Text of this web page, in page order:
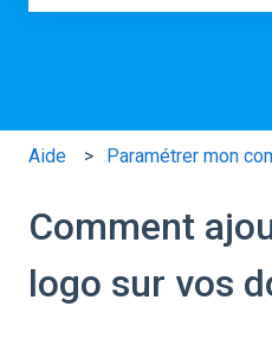
Aide Paramétrer mon
Comment
logo sur vos